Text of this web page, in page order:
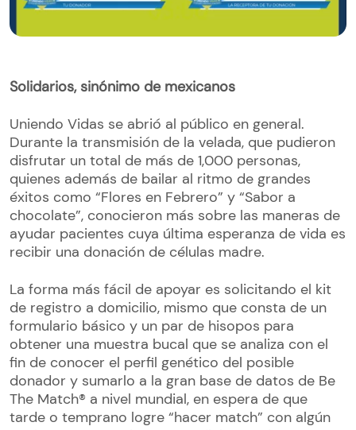
Solidarios, sinónimo de mexicanos
Uniendo Vidas se abrió al público en general.
Durante la transmisión de la velada, que pudieron
disfrutar un total de más de 1,000 personas,
quienes además de bailar al ritmo de grandes
éxitos como “Flores en Febrero” y “Sabor a
chocolate”, conocieron más sobre las maneras de
ayudar pacientes cuya última esperanza de vida es
recibir una donación de células madre.
La forma más fácil de apoyar es solicitando el kit
de registro a domicilio, mismo que consta de un
formulario básico y un par de hisopos para
obtener una muestra bucal que se analiza con el
fin de conocer el perfil genético del posible
donador y sumarlo a la gran base de datos de Be
The Match® a nivel mundial, en espera de que
tarde o temprano logre “hacer match” con algún